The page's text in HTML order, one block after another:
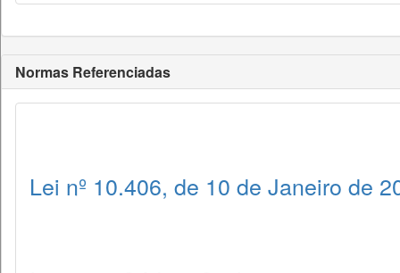
Normas Referenciadas
Lei nº 10.406, de 10 de Janeiro de